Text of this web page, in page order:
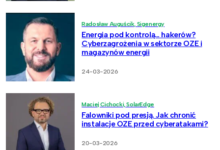
Radosław Auguścik, Sigenergy
Energia pod kontrolą… hakerów?
Cyberzagrożenia w sektorze OZE i
magazynów energii
24-03-2026
Maciej Cichocki, SolarEdge
Falowniki pod presją. Jak chronić
instalacje OZE przed cyberatakami?
20-03-2026